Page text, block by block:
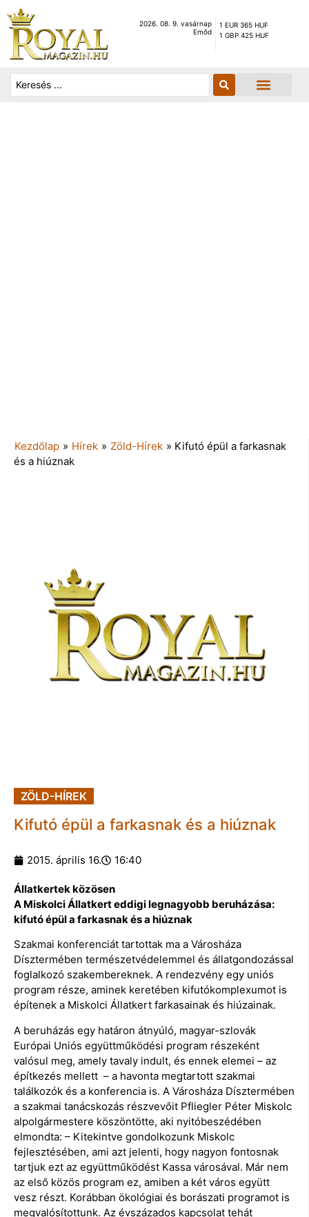
2026. 08. 9. vasárnap
Emőd
1 EUR 365 HUF
1 GBP 425 HUF
Kezdőlap » Hírek » Zöld-Hírek » Kifutó épül a farkasnak
és a hiúznak
ZÖLD-HÍREK
Kifutó épül a farkasnak és a hiúznak
2015. április 16. 16:40
Állatkertek közösen
A Miskolci Állatkert eddigi legnagyobb beruházása:
kifutó épül a farkasnak és a hiúznak
Szakmai konferenciát tartottak ma a Városháza
Dísztermében természetvédelemmel és állatgondozással
foglalkozó szakembereknek. A rendezvény egy uniós
program része, aminek keretében kifutókomplexumot is
építenek a Miskolci Állatkert farkasainak és hiúzainak.
A beruházás egy határon átnyúló, magyar-szlovák
Európai Uniós együttműködési program részeként
valósul meg, amely tavaly indult, és ennek elemei – az
építkezés mellett – a havonta megtartott szakmai
találkozók és a konferencia is. A Városháza Dísztermében
a szakmai tanácskozás részvevőit Pfliegler Péter Miskolc
alpolgármestere köszöntötte, aki nyitóbeszédében
elmondta: – Kitekintve gondolkozunk Miskolc
fejlesztésében, ami azt jelenti, hogy nagyon fontosnak
tartjuk ezt az együttműködést Kassa városával. Már nem
az első közös program ez, amiben a két város együtt
vesz részt. Korábban ökológiai és borászati programot is
megvalósítottunk. Az évszázados kapcsolat tehát